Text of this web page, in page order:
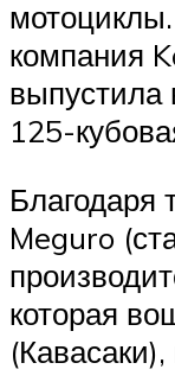
компания
выпустила
125-
Благодаря
Meguro
которая